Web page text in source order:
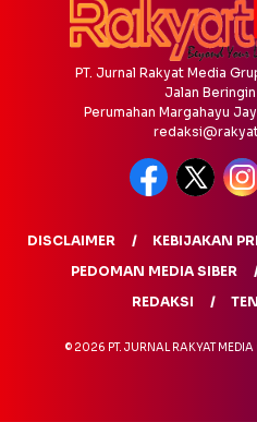
PT. Jurnal Rakyat Media
Jalan
Perumahan Margahayu
DISCLAIMER KEBIJAKAN
PEDOMAN MEDIA SIBER
REDAKSI
© 2026 PT. JURNAL RAKYAT MEDIA